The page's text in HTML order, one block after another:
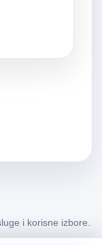
i korisne izbore.